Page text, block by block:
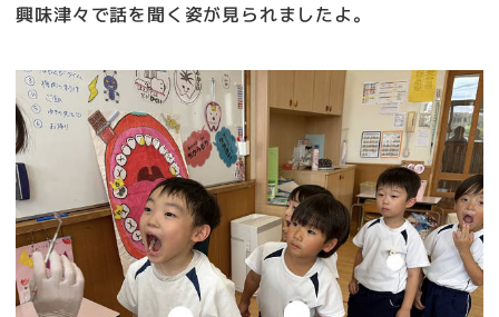
興味津々で話を聞く姿が見られましたよ。